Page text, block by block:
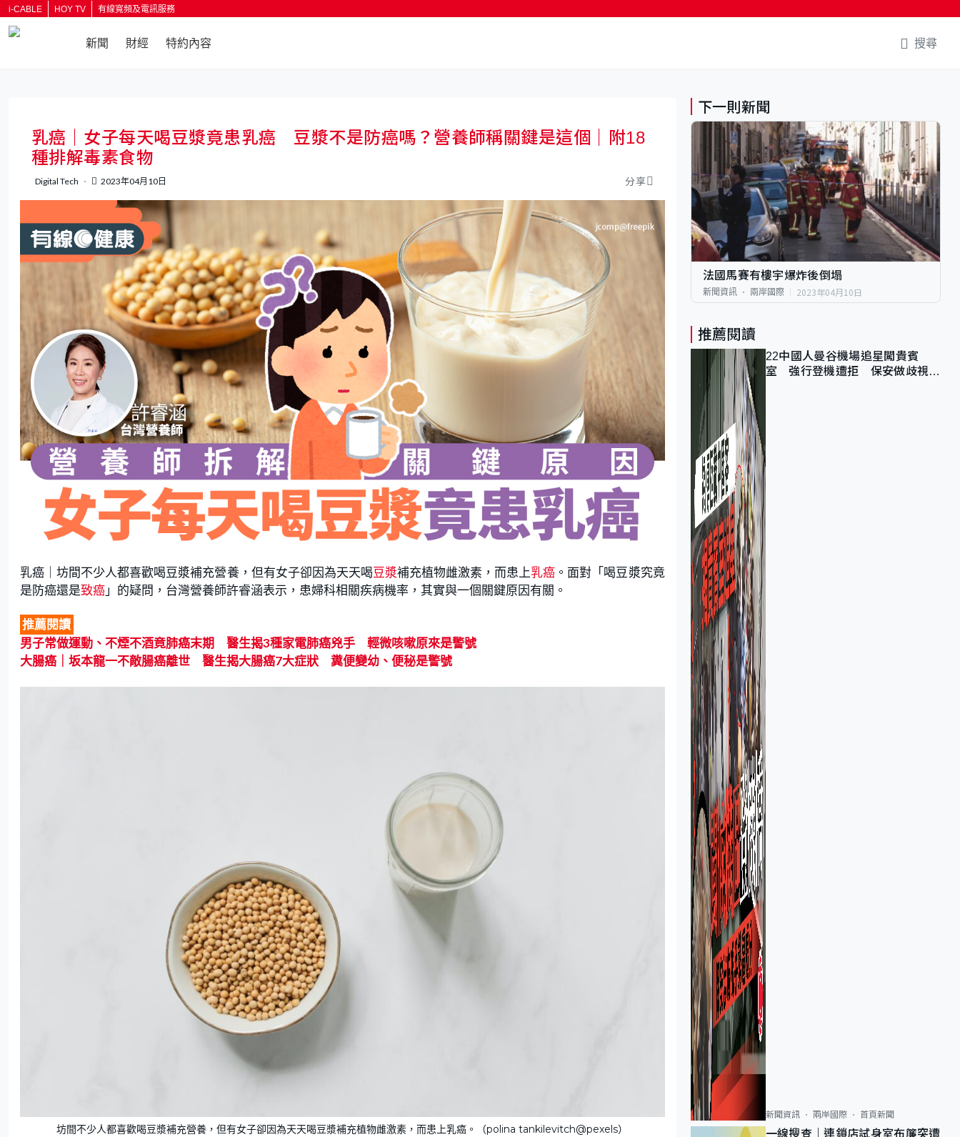
i-CABLE HOY TV 有線寬頻及電訊服務
新聞 財經 特約內容 搜尋
乳癌｜女子每天喝豆漿竟患乳癌 豆漿不是防癌嗎？營養師稱關鍵是這個｜附18
種排解毒素食物
Digital Tech 2023年04月10日 分享
乳癌｜坊間不少人都喜歡喝豆漿補充營養，但有女子卻因為天天喝豆漿補充植物雌激素，而患上乳癌 。面對「喝豆漿究竟
是防癌還是致癌」的疑問，台灣營養師許睿涵表示，患婦科相關疾病機率，其實與一個關鍵原因有關。
推薦閱讀
男子常做運動、不煙不酒竟肺癌末期 醫生揭3種家電肺癌兇手 輕微咳嗽原來是警號
大腸癌｜坂本龍一不敵腸癌離世 醫生揭大腸癌7大症狀 糞便變幼、便秘是警號
坊間不少人都喜歡喝豆漿補充營養，但有女子卻因為天天喝豆漿補充植物雌激素，而患上乳癌。（polina tankilevitch@pexels）
下一則新聞
法國馬賽有樓宇爆炸後倒塌
新聞資訊 兩岸國際 2023年04月10日
推薦閱讀
22中國人曼谷機場追星闖貴賓
室 強行登機遭拒 保安做歧視手
新聞資訊 兩岸國際 首頁新聞
一線搜查｜連鎖店試身室布簾突遭